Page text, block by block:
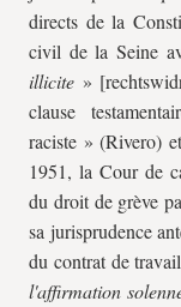
directs de la
civil de la Seine
illicite »
clause
raciste » (Rivero)
1951, la Cour de
du droit de grève
sa jurisprudence
du contrat de
l'affirmation